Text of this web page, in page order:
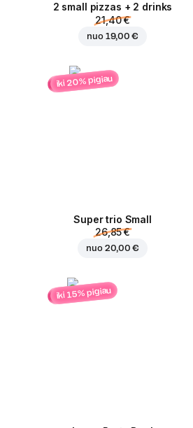
2 small pizzas + 2 drinks
21,40 €
nuo 19,00 €
iki 20% pigiau
Super trio Small
26,85 €
nuo 20,00 €
iki 15% pigiau